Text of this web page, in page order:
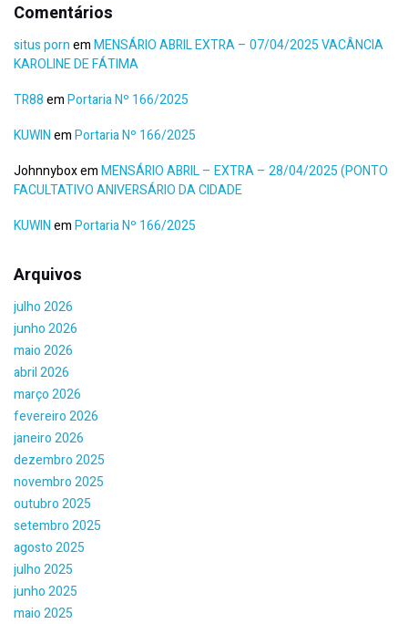
Comentários
situs pornemMENSÁRIO ABRIL EXTRA – 07/04/2025 VACÂNCIA
KAROLINE DE FÁTIMA
TR88emPortaria Nº 166/2025
KUWINemPortaria Nº 166/2025
JohnnyboxemMENSÁRIO ABRIL – EXTRA – 28/04/2025 (PONTO
FACULTATIVO ANIVERSÁRIO DA CIDADE
KUWINemPortaria Nº 166/2025
Arquivos
julho 2026
junho 2026
maio 2026
abril 2026
março 2026
fevereiro 2026
janeiro 2026
dezembro 2025
novembro 2025
outubro 2025
setembro 2025
agosto 2025
julho 2025
junho 2025
maio 2025